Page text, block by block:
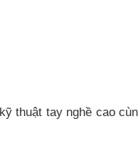
thuật tay nghề cao